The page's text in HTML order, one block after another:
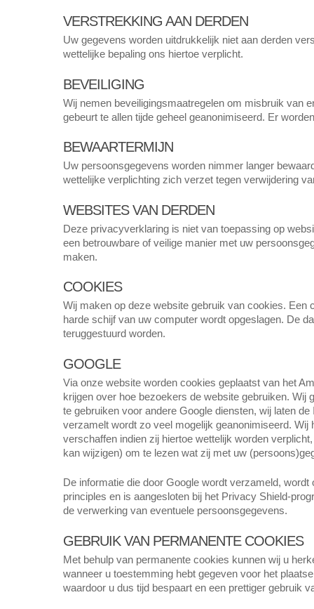
VERSTREKKING AAN DERDEN
Uw gegevens worden uitdrukkelijk niet aan derden
wettelijke bepaling ons hiertoe verplicht.
BEVEILIGING
Wij nemen beveiligingsmaatregelen om misbruik van
gebeurt te allen tijde geheel geanonimiseerd. Er
BEWAARTERMIJN
Uw persoonsgegevens worden nimmer langer
wettelijke verplichting zich verzet tegen verwijdering
WEBSITES VAN DERDEN
Deze privacyverklaring is niet van toepassing op
een betrouwbare of veilige manier met uw
maken.
COOKIES
Wij maken op deze website gebruik van cookies. Een
harde schijf van uw computer wordt opgeslagen. De
teruggestuurd worden.
GOOGLE
Via onze website worden cookies geplaatst van het
krijgen over hoe bezoekers de website gebruiken. Wij
te gebruiken voor andere Google diensten, wij laten
verzamelt wordt zo veel mogelijk geanonimiseerd. Wij
verschaffen indien zij hiertoe wettelijk worden
kan wijzigen) om te lezen wat zij met uw
De informatie die door Google wordt verzameld,
principles en is aangesloten bij het Privacy Shield-
de verwerking van eventuele persoonsgegevens.
GEBRUIK VAN PERMANENTE COOKIES
Met behulp van permanente cookies kunnen wij u
wanneer u toestemming hebt gegeven voor het
waardoor u dus tijd bespaart en een prettiger gebruik